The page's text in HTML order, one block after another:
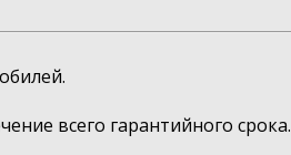
всего гарантийного срока.